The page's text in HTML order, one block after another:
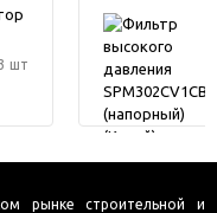
шт
рынке строительной и